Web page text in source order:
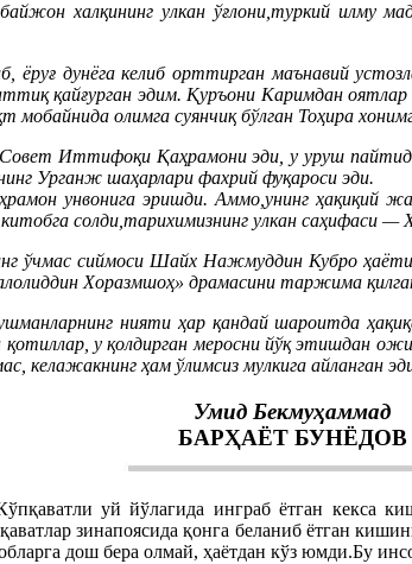
халқининг улкан ўғлони,туркий
дунёга келиб орттирган маънавий
қайғурган эдим. Қуръони Каримдан
олимга суянчиқ бўлган Тоҳира
Иттифоқи Қаҳрамони эди, у уруш
Урганж шаҳарлари фахрий фуқароси эди.
унвонига эришди. Аммо,унинг ҳақиқий
солди,тарихимизнинг улкан саҳифаси —
ўчмас сиймоси Шайх Нажмуддин Кубро
Хоразмшоҳ» драмасини таржима
нияти ҳар қандай шароитда
у қолдирган меросни йўқ этишдан
келажакнинг ҳам ўлимсиз мулкига айланган
Умид Бекмуҳаммад
БАРҲАЁТ БУНЁДОВ
уй йўлагида инграб ётган кекса
зинапоясида қонга беланиб ётган
дош бера олмай, ҳаётдан кўз юмди.Бу